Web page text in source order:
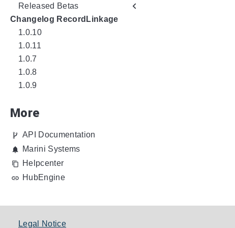
Released Betas
Changelog RecordLinkage
1.0.10
1.0.11
1.0.7
1.0.8
1.0.9
More
API Documentation
Marini Systems
Helpcenter
HubEngine
Legal Notice